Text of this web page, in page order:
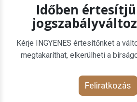
Időben
Kérje INGYENES értesítőnket a
megtakaríthat, elkerülheti a
Feliratkozás